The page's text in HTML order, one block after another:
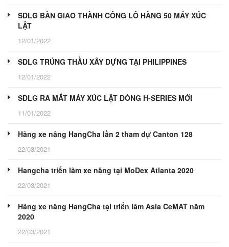
SDLG BÀN GIAO THÀNH CÔNG LÔ HÀNG 50 MÁY XÚC
LẬT
12/01/2022
SDLG TRÚNG THẦU XÂY DỰNG TẠI PHILIPPINES
12/01/2022
SDLG RA MẮT MÁY XÚC LẬT DÒNG H-SERIES MỚI
11/01/2022
Hãng xe nâng HangCha lần 2 tham dự Canton 128
22/03/2021
Hangcha triển lãm xe nâng tại MoDex Atlanta 2020
22/03/2021
Hãng xe nâng HangCha tại triển lãm Asia CeMAT năm
2020
22/03/2021